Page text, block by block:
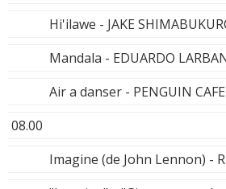
Hi'ilawe - JAKE
Mandala - EDUARDO
Air a danser - PENGUIN
08.00
Imagine (de John Lennon) -